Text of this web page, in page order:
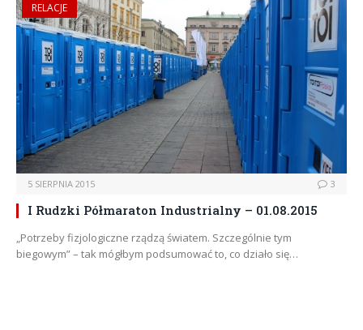
RELACJE
5 SIERPNIA 2015 3
I Rudzki Półmaraton Industrialny – 01.08.2015
„Potrzeby fizjologiczne rządzą światem. Szczególnie tym
biegowym” – tak mógłbym podsumować to, co działo się…